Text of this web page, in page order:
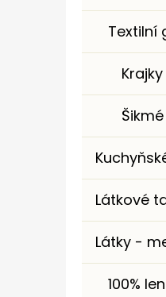
Textilní
Látkové
Látky -
100%